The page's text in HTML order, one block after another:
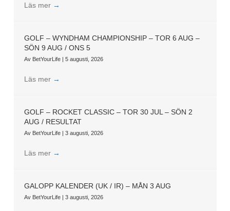
Läs mer →
GOLF – WYNDHAM CHAMPIONSHIP – TOR 6 AUG –
SÖN 9 AUG / ONS 5
Av BetYourLife | 5 augusti, 2026
Läs mer →
GOLF – ROCKET CLASSIC – TOR 30 JUL – SÖN 2
AUG / RESULTAT
Av BetYourLife | 3 augusti, 2026
Läs mer →
GALOPP KALENDER (UK / IR) – MÅN 3 AUG
Av BetYourLife | 3 augusti, 2026